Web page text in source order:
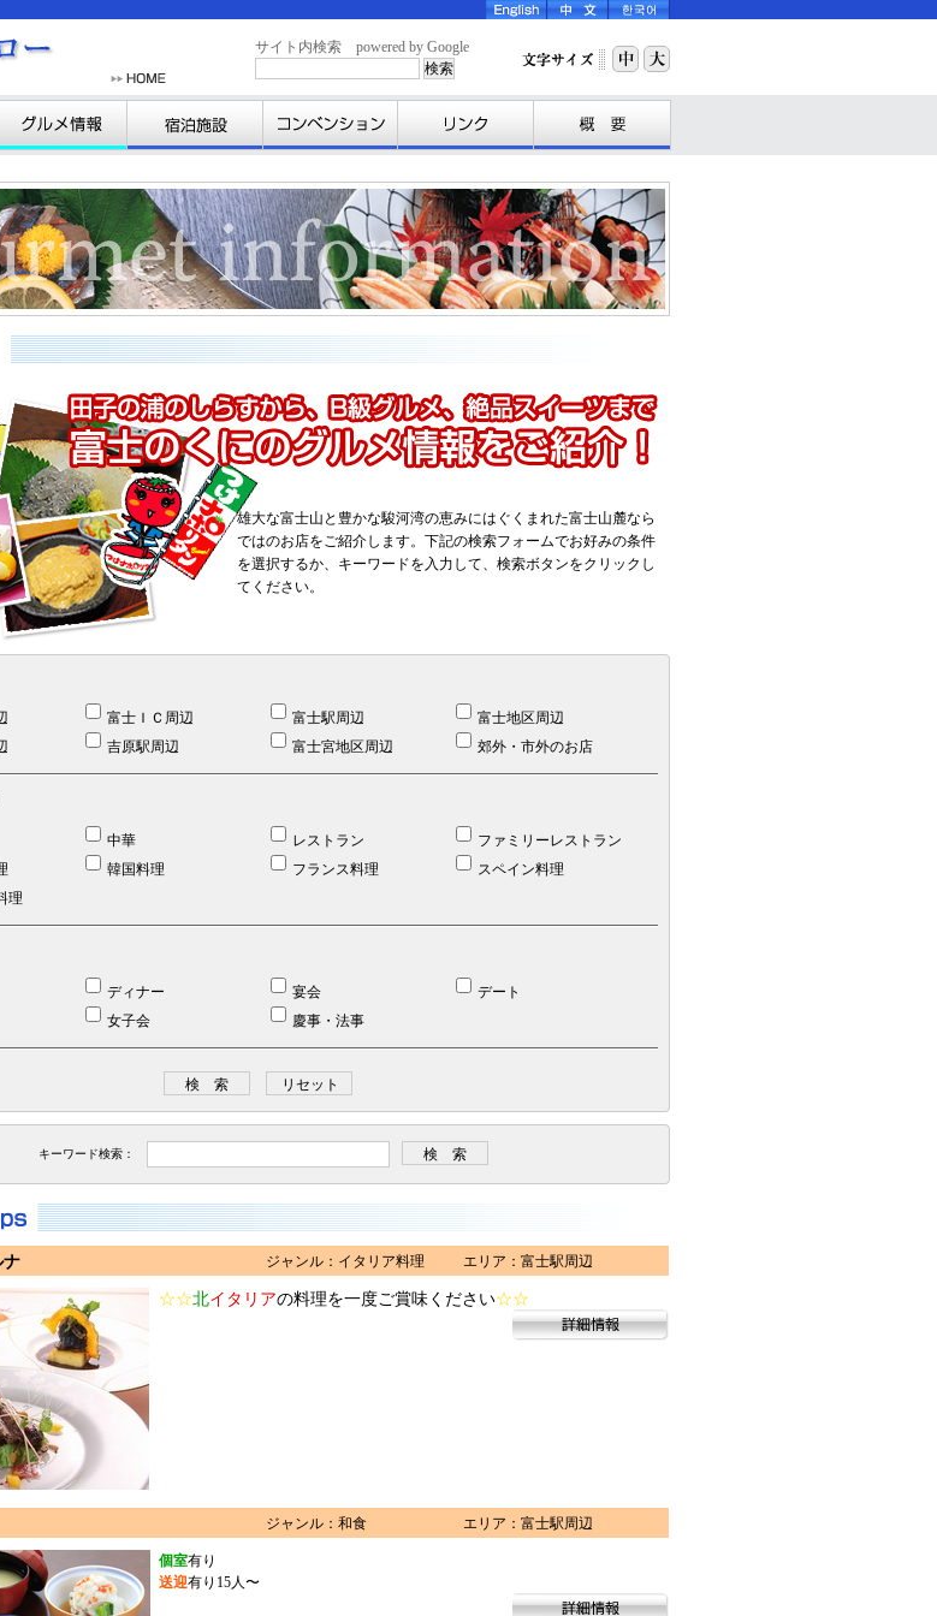
サイト内検索 powered by Google
雄大な富士山と豊かな駿河湾の恵みにはぐくまれた富士山麓なら
ではのお店をご紹介します。下記の検索フォームでお好みの条件
を選択するか、キーワードを入力して、検索ボタンをクリックし
てください。
富士ＩＣ周辺 富士駅周辺
富士地区周辺
吉原駅周辺 富士宮地区周辺 郊外・市外のお店
中華 レストラン
ファミリーレストラン
韓国料理 フランス料理
スペイン料理
理
ディナー 宴会
デート
女子会 慶事・法事
キーワード検索：
ナ ジャンル：イタリア料理 エリア：富士駅周辺
☆☆北イタリアの料理を一度ご賞味ください☆☆
ジャンル：和食 エリア：富士駅周辺
個室有り
送迎有り15人〜